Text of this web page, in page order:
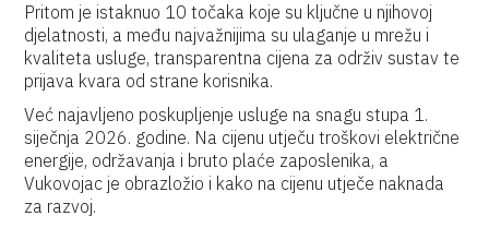
Pritom je istaknuo 10 točaka koje su ključne u njihovoj
djelatnosti, a među najvažnijima su ulaganje u mrežu i
kvaliteta usluge, transparentna cijena za održiv sustav te
prijava kvara od strane korisnika.
Već najavljeno poskupljenje usluge na snagu stupa 1.
siječnja 2026. godine. Na cijenu utječu troškovi električne
energije, održavanja i bruto plaće zaposlenika, a
Vukovojac je obrazložio i kako na cijenu utječe naknada
za razvoj.